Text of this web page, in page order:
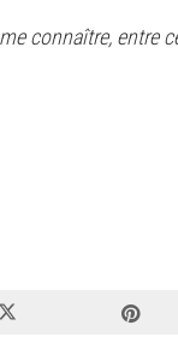
connaître, entre